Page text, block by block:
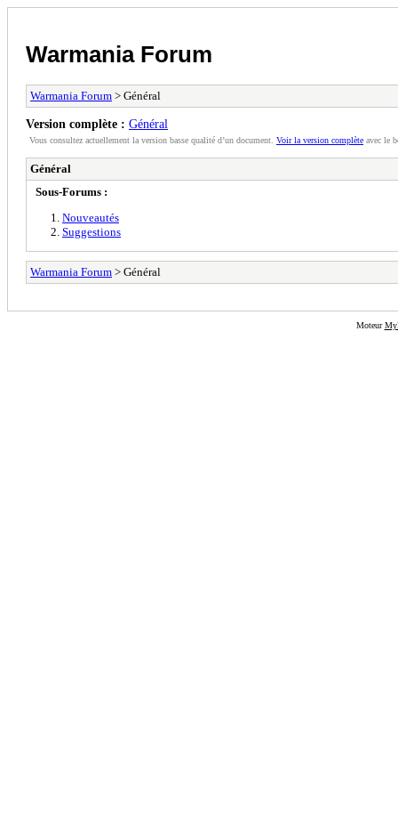
Warmania Forum
Warmania Forum > Général
Version complète : Général
Vous consultez actuellement la version basse qualité d’un document. Voir la version complète avec le
Général
Sous-Forums :
Nouveautés
Suggestions
Warmania Forum > Général
Moteur